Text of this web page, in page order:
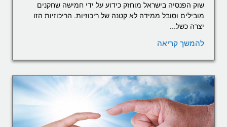
שוק הפנסיה בישראל מוחזק כידוע על ידי חמישה שחקנים
מובילים וסובל ממידה לא קטנה של ריכוזיות. הריכוזיות הזו
יצרה כשל...
להמשך קריאה